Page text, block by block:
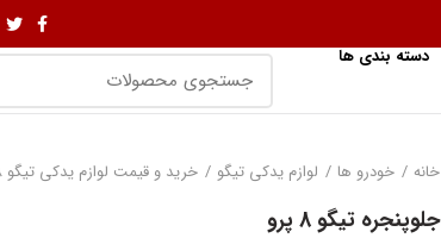
دسته بندی ها
خانه خودرو ها لوازم یدکی تیگو خرید و قیمت لوازم یدکی تیگو 8
جلوپنجره تیگو 8 پرو